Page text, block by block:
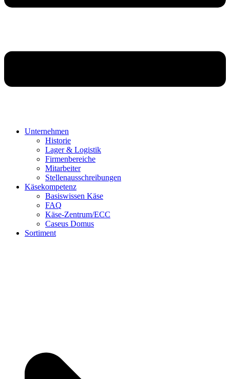
Unternehmen
Historie
Lager & Logistik
Firmenbereiche
Mitarbeiter
Stellenausschreibungen
Käsekompetenz
Basiswissen Käse
FAQ
Käse-Zentrum/ECC
Caseus Domus
Sortiment